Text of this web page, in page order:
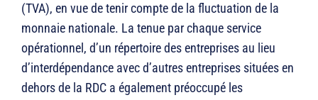
(TVA), en vue de tenir compte de la fluctuation de la
monnaie nationale. La tenue par chaque service
opérationnel, d’un répertoire des entreprises au lieu
d’interdépendance avec d’autres entreprises situées en
dehors de la RDC a également préoccupé les